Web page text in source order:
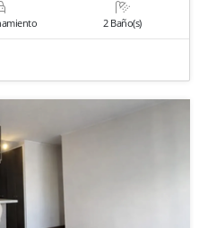
2 Baño(s)